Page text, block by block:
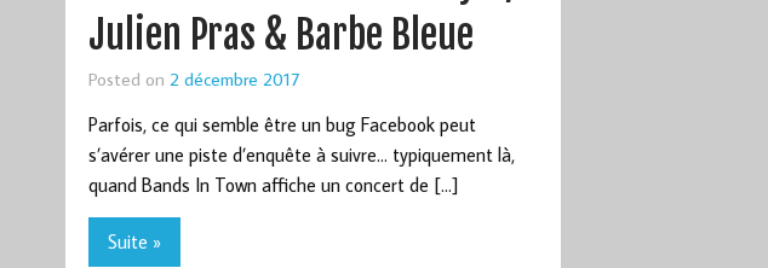
Julien Pras & Barbe Bleue
Posted on 2 décembre 2017
Parfois, ce qui semble être un bug Facebook peut
s’avérer une piste d’enquête à suivre… typiquement là,
quand Bands In Town affiche un concert de […]
Suite »